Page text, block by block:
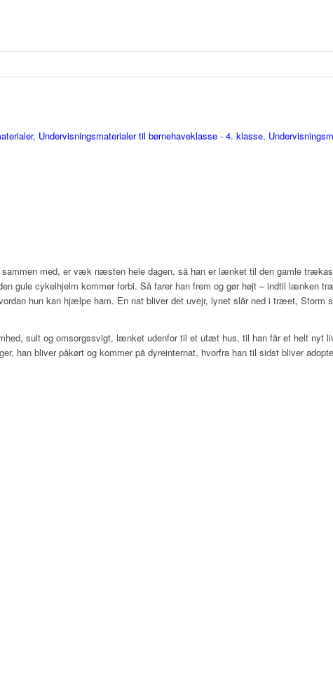
, Undervisningsmaterialer til børnehaveklasse - 4. klasse,
sammen med, er væk næsten hele dagen, så han er lænket til den gamle
gule cykelhjelm kommer forbi. Så farer han frem og gør højt – indtil lænken
hun kan hjælpe ham. En nat bliver det uvejr, lynet slår ned i træet, Storm
sult og omsorgssvigt, lænket udenfor til et utæt hus, til han får et helt nyt
han bliver påkørt og kommer på dyreinternat, hvorfra han til sidst bliver